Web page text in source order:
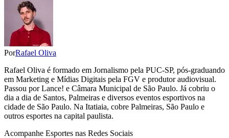
PorRafael Oliva
Rafael Oliva é formado em Jornalismo pela PUC-SP, pós-graduando
em Marketing e Mídias Digitais pela FGV e produtor audiovisual.
Passou por Lance! e Câmara Municipal de São Paulo. Já cobriu o
dia a dia de Santos, Palmeiras e diversos eventos esportivos na
cidade de São Paulo. Na Itatiaia, cobre Palmeiras, São Paulo e
outros esportes na capital paulista.
Acompanhe Esportes nas Redes Sociais